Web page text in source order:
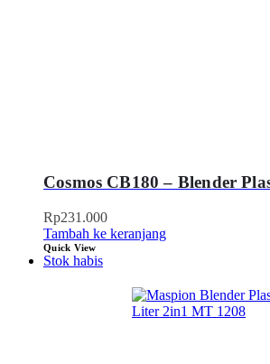
Cosmos CB180 – Blender
Rp231.000
Tambah ke keranjang
Quick View
Stok habis